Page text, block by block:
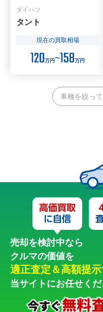
ダイハツ
タント
現在の買取相場
120万円〜158万円
車種を絞っ
売却を検討中なら
クルマの価値を
適正査定＆高額提示
当サイトにお任せく